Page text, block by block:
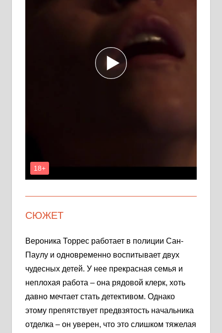
СЮЖЕТ
Вероника Торрес работает в полиции Сан-
Паулу и одновременно воспитывает двух
чудесных детей. У нее прекрасная семья и
неплохая работа – она рядовой клерк, хоть
давно мечтает стать детективом. Однако
этому препятствует предвзятость начальника
отделка – он уверен, что это слишком тяжелая